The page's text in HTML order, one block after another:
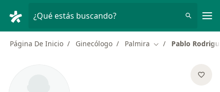
¿Qué estás buscando?
Página De Inicio Ginecólogo Palmira Cambiar de ciudad
Pablo